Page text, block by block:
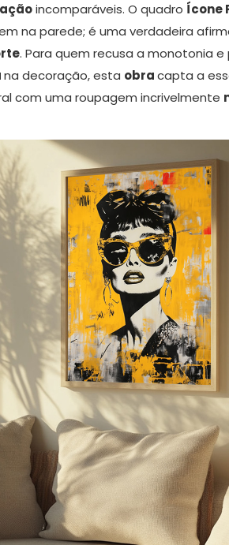
incomparáveis. O quadro Ícone
na parede; é uma verdadeira
. Para quem recusa a monotonia e
na decoração, esta obracapta a
com uma roupagem incrivelmente